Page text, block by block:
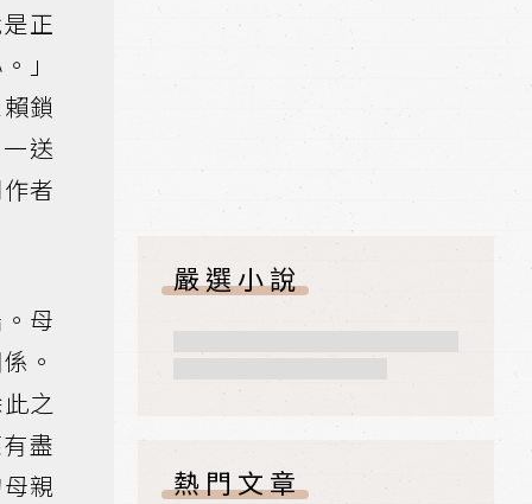
正
」
鎖
送
者
母
。
之
盡
親
嚴選小說
熱門文章